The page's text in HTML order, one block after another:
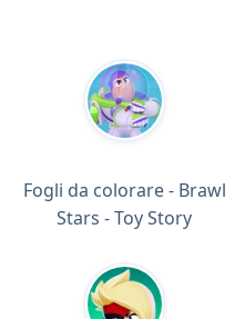
Fogli da colorare - Brawl
Stars - Toy Story